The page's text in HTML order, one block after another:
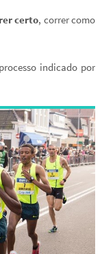
certo, correr como
indicado por